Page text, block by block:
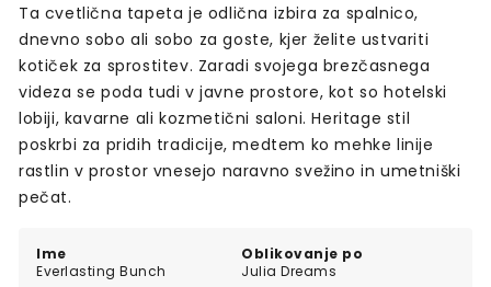
Ime
Everlasting Bunch
Oblikovanje po
Julia Dreams
Ta cvetlična tapeta je odlična izbira za spalnico,
dnevno sobo ali sobo za goste, kjer želite ustvariti
kotiček za sprostitev. Zaradi svojega brezčasnega
videza se poda tudi v javne prostore, kot so hotelski
lobiji, kavarne ali kozmetični saloni. Heritage stil
poskrbi za pridih tradicije, medtem ko mehke linije
rastlin v prostor vnesejo naravno svežino in umetniški
pečat.